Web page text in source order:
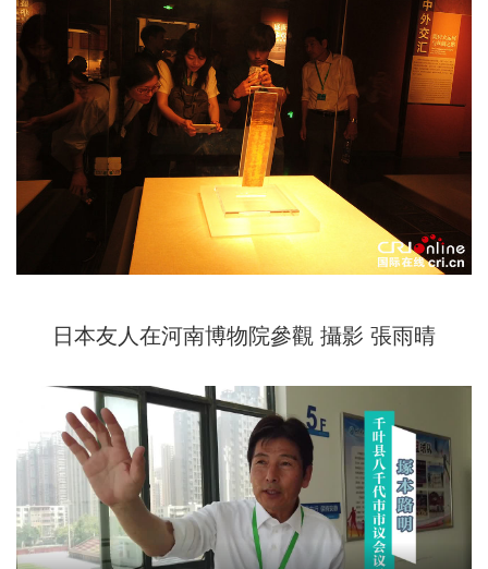
日本友人在河南博物院參觀 攝影 張雨晴